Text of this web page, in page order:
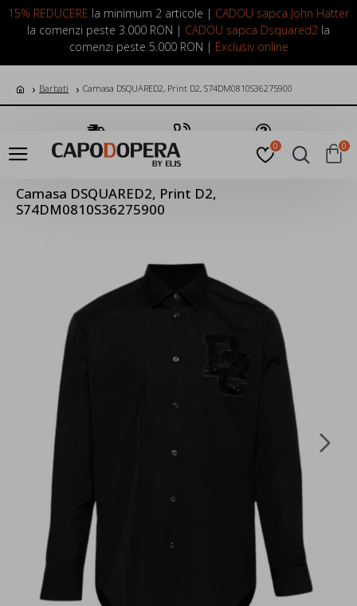
15% REDUCERE la minimum 2 articole | CADOU sapca John Hatter
la comenzi peste 3.000 RON | CADOU sapca Dsquared2 la
comenzi peste 5.000 RON | Exclusiv online
LOGIN INREGISTRARE
0 0
Barbati Camasa DSQUARED2, Print D2, S74DM0810S36275900
Transport Gratuit Suna Acum Pune o Intrebare
Camasa DSQUARED2, Print D2,
S74DM0810S36275900